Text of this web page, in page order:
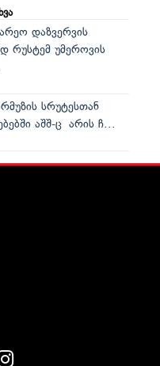
დაზვერვის
რუსტემ უმეროვის
სრუტესთან
აშშ-ც არის ჩ...